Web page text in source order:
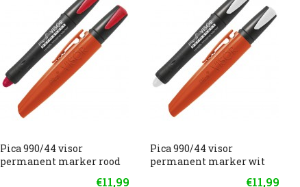
Pica 990/44 visor
permanent marker rood
€11,99
Pica 990/44 visor
permanent marker wit
€11,99